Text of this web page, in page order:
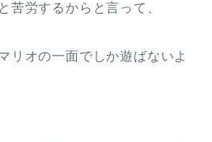
苦労するからと言って、
リオの一面でしか遊ばないよ